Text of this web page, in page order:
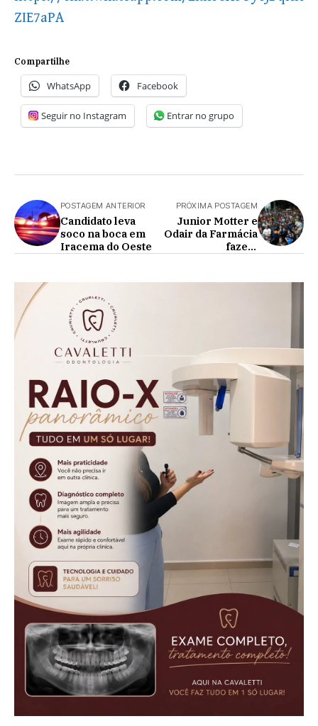
ZIE7aPA
Compartilhe
WhatsApp Facebook
Seguir no Instagram Entrar no grupo
POSTAGEM ANTERIOR
Candidato leva
soco na boca em
Iracema do Oeste
PRÓXIMA POSTAGEM
Junior Motter e
Odair da Farmácia
fazem